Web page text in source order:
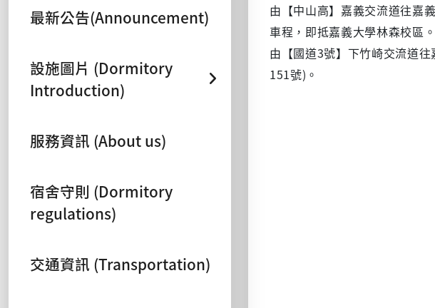
最新公告(Announcement)
設施圖片 (Dormitory
Introduction)
服務資訊 (About us)
宿舍守則 (Dormitory
regulations)
交通資訊 (Transportation)
由【中山高】嘉義交流道往嘉
車程，即抵嘉義大學林森校區。
由【國道3號】下竹崎交流道
151號) 。